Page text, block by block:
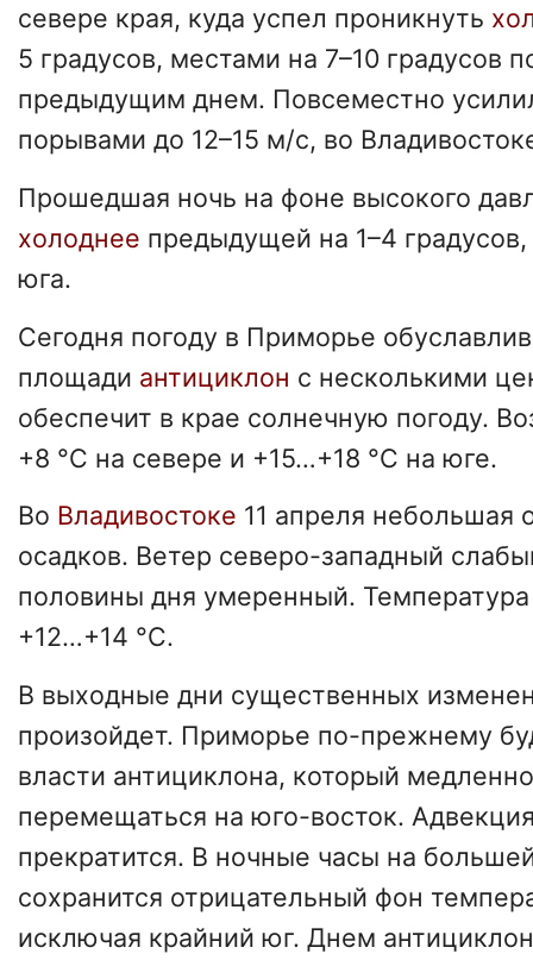
севере края, куда успел проникнуть
5 градусов, местами на 7–10 градусов
предыдущим днем. Повсеместно
порывами до 12–15 м/с, во
Прошедшая ночь на фоне высокого
холоднее предыдущей на 1–4
юга.
Сегодня погоду в Приморье
площади антициклон с несколькими
обеспечит в крае солнечную погоду.
+8 °C на севере и +15…+18 °C на юге.
Во Владивостоке 11 апреля небольшая
осадков. Ветер северо-западный
половины дня умеренный. Температура
+12…+14 °C.
В выходные дни существенных
произойдет. Приморье по-прежнему
власти антициклона, который
перемещаться на юго-восток.
прекратится. В ночные часы на
сохранится отрицательный фон
исключая крайний юг. Днем